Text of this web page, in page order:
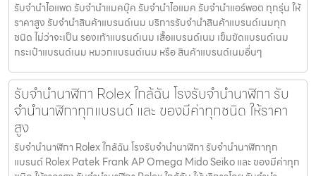
รับจำนำไอแพด รับจำนำแมคบุ๊ค รับจำนำไอแมค รับจำนำแอร์พอต ทุกรุ่น ให้
ราคาสูง รับจำนำสินค้าแบรนด์เนม บริการรับจำนำสินค้าแบรนด์เนมทุก
ชนิด ไม่ว่าจะเป็น รองเท้าแบรนด์เนม เสื้อแบรนด์เนม เข็มขัดแบรนด์เนม
กระเป๋าแบรนด์เนม หมวกแบรนด์เนม หรือ สินค้าแบรนด์เนมอื่นๆ
รับจำนำนาฬิกา Rolex ใกล้ฉัน โรงรับจำนำนาฬิกา รับ
จำนำนาฬิกาทุกแบรนด์ และ ของมีค่าทุกชนิด ให้ราคา
สูง
รับจำนำนาฬิกา Rolex ใกล้ฉัน โรงรับจำนำนาฬิกา รับจำนำนาฬิกาทุก
แบรนด์ Rolex Patek Frank AP Omega Mido Seiko และ ของมีค่าทุก